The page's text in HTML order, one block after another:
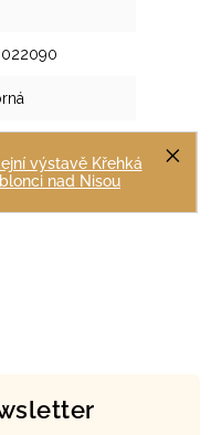
výstavě Křehká
nad Nisou